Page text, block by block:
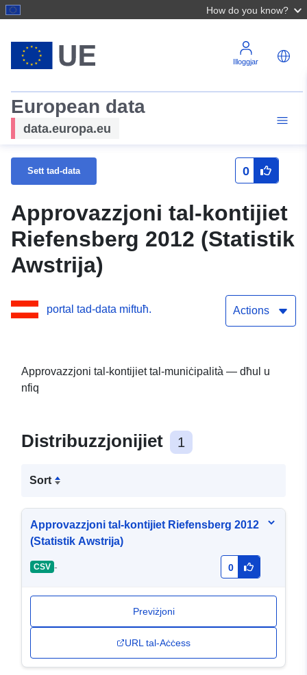
How do you know?
Illoggjar
European data
data.europa.eu
Sett tad-data 0
Approvazzjoni tal-kontijiet
Riefensberg 2012 (Statistik
Awstrija)
portal tad-data miftuħ. Actions
Approvazzjoni tal-kontijiet tal-muniċipalità — dħul u
nfiq
Distribuzzjonijiet 1
Sort
Approvazzjoni tal-kontijiet Riefensberg 2012
(Statistik Awstrija)
CSV - 0
Previżjoni
URL tal-Aċċess